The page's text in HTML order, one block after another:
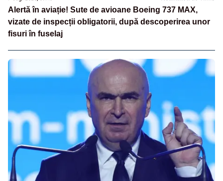
Alertă în aviație! Sute de avioane Boeing 737 MAX,
vizate de inspecții obligatorii, după descoperirea unor
fisuri în fuselaj